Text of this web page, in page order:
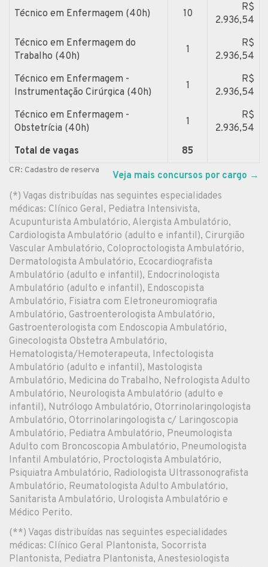
Técnico em Enfermagem (40h) 10
R$
2.936,54
Técnico em Enfermagem do
Trabalho (40h)
1
R$
2.936,54
Técnico em Enfermagem -
Instrumentação Cirúrgica (40h)
1
R$
2.936,54
Técnico em Enfermagem -
Obstetrícia (40h)
1
R$
2.936,54
Total de vagas
85
CR: Cadastro de reserva Veja mais concursos por cargo →
(*) Vagas distribuídas nas seguintes especialidades
médicas: Clínico Geral, Pediatra Intensivista,
Acupunturista Ambulatório, Alergista Ambulatório,
Cardiologista Ambulatório (adulto e infantil), Cirurgião
Vascular Ambulatório, Coloproctologista Ambulatório,
Dermatologista Ambulatório, Ecocardiografista
Ambulatório (adulto e infantil), Endocrinologista
Ambulatório (adulto e infantil), Endoscopista
Ambulatório, Fisiatra com Eletroneuromiografia
Ambulatório, Gastroenterologista Ambulatório,
Gastroenterologista com Endoscopia Ambulatório,
Ginecologista Obstetra Ambulatório,
Hematologista/Hemoterapeuta, Infectologista
Ambulatório (adulto e infantil), Mastologista
Ambulatório, Medicina do Trabalho, Nefrologista Adulto
Ambulatório, Neurologista Ambulatório (adulto e
infantil), Nutrólogo Ambulatório, Otorrinolaringologista
Ambulatório, Otorrinolaringologista c/ Laringoscopia
Ambulatório, Pediatra Ambulatório, Pneumologista
Adulto com Broncoscopia Ambulatório, Pneumologista
Infantil Ambulatório, Proctologista Ambulatório,
Psiquiatra Ambulatório, Radiologista Ultrassonografista
Ambulatório, Reumatologista Adulto Ambulatório,
Sanitarista Ambulatório, Urologista Ambulatório e
Médico Perito.
(**) Vagas distribuídas nas seguintes especialidades
médicas: Clínico Geral Plantonista, Socorrista
Plantonista, Pediatra Plantonista, Anestesiologista